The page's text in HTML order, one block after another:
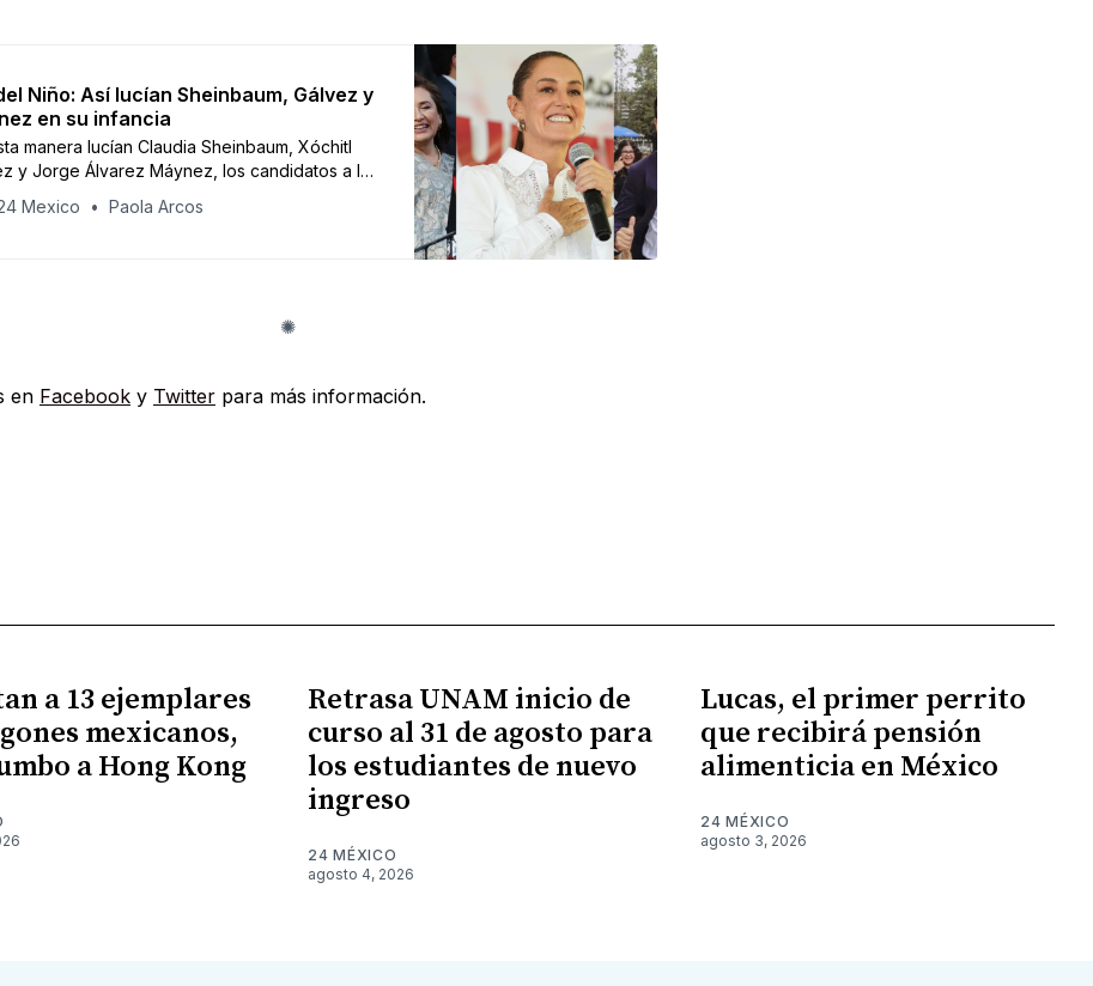
Niño: Así lucían Sheinbaum, Gálvez y
en su infancia
manera lucían Claudia Sheinbaum, Xóchitl
y Jorge Álvarez Máynez, los candidatos a la
de México,cuando eran niños.
Mexico Paola Arcos
en Facebooky Twitterpara más información.
a 13 ejemplares
mexicanos,
a Hong Kong
Retrasa UNAM inicio de
curso al 31 de agosto para
los estudiantes de nuevo
ingreso
24 MÉXICO
agosto 4, 2026
Lucas, el primer perrito
que recibirá pensión
alimenticia en México
24 MÉXICO
agosto 3, 2026